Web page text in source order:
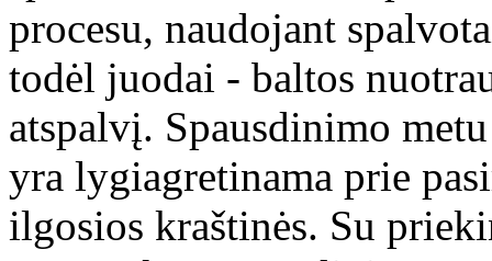
procesu, naudojant
todėl juodai - baltos
atspalvį. Spausdinimo
yra lygiagretinama prie
ilgosios kraštinės. Su